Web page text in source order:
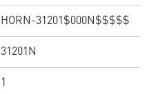
HORN-31201$000N$$$$$
31201N
1